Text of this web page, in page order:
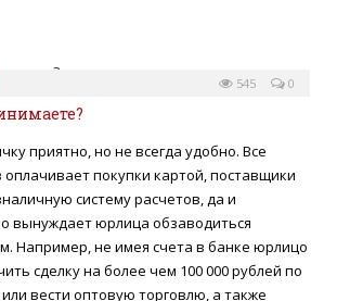
0
545
приятно, но не всегда удобно. Все
покупки картой, поставщики
систему расчетов, да и
вынуждает юрлица обзаводиться
Например, не имея счета в банке юрлицо
сделку на более чем 100 000 рублей по
вести оптовую торговлю, а также